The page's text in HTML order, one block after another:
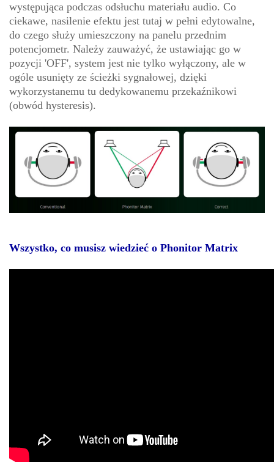
występująca podczas odsłuchu materiału audio. Co
ciekawe, nasilenie efektu jest tutaj w pełni edytowalne,
do czego służy umieszczony na panelu przednim
potencjometr. Należy zauważyć, że ustawiając go w
pozycji 'OFF', system jest nie tylko wyłączony, ale w
ogóle usunięty ze ścieżki sygnałowej, dzięki
wykorzystanemu tu dedykowanemu przekaźnikowi
(obwód hysteresis).
Wszystko, co musisz wiedzieć o Phonitor Matrix